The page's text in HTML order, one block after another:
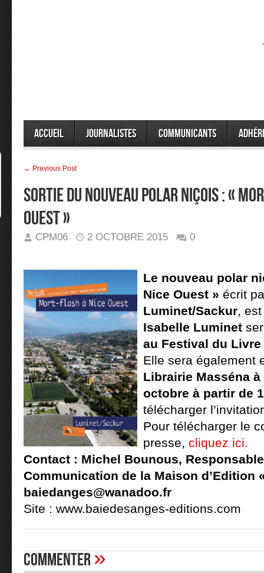
Accueil Journalistes Communicants
← Previous Post
Sortie du nouveau polar niçois : «
Ouest »
CPM06 2 OCTOBRE 2015 0
Le nouveau polar
Nice Ouest » écrit
Luminet/Sackur,
Isabelle Luminet
au Festival du
Elle sera également
Librairie Masséna
octobre à partir de
télécharger
Pour télécharger le
presse, cliquez ici.
Contact : Michel Bounous,
Communication de la Maison d’Edition
baiedanges@wanadoo.fr
Site : www.baiedesanges-editions.com
Commenter»